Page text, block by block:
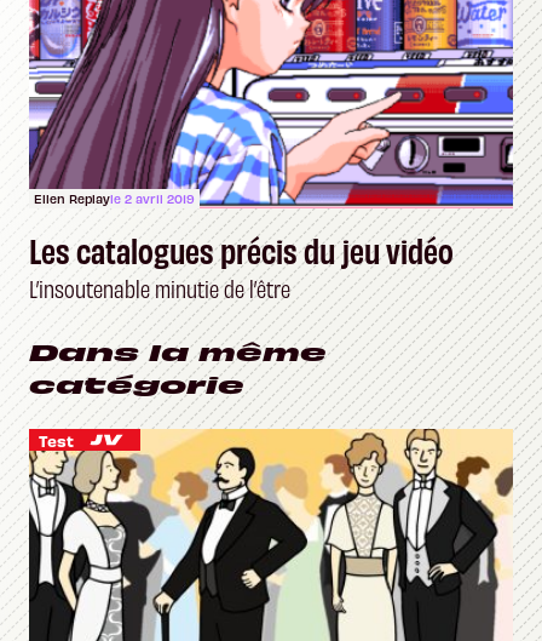
Ellen Replayle 2 avril 2019
Les catalogues précis du jeu vidéo
L’insoutenable minutie de l’être
Dans la même
catégorie
Test